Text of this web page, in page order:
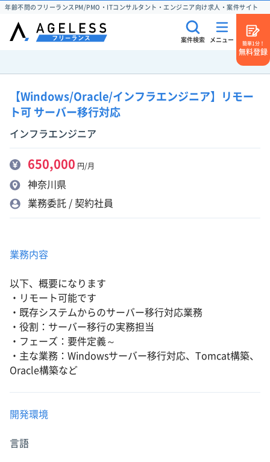
年齢不問のフリーランスPM/PMO・ITコンサルタント・エンジニア向け求人・案件サイト
案件検索 メニュー
簡単1分！
無料登録
【Windows/Oracle/インフラエンジニア】リモー
ト可 サーバー移行対応
インフラエンジニア
650,000 円/月
神奈川県
業務委託 / 契約社員
業務内容
以下、概要になります
・リモート可能です
・既存システムからのサーバー移行対応業務
・役割：サーバー移行の実務担当
・フェーズ：要件定義～
・主な業務：Windowsサーバー移行対応、Tomcat構築、
Oracle構築など
開発環境
言語